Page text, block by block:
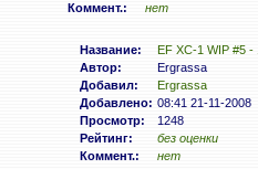
Коммент.:
нет
Название:
EF XC-1 WIP #5 -
Автор:
Ergrassa
Добавил:
Ergrassa
Добавлено: 08:41 21-11-2008
Просмотр:
1248
Рейтинг:
без оценки
Коммент.:
нет